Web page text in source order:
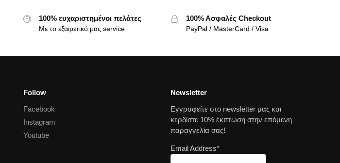
100% ευχαριστημένοι πελάτες
Με το εξαιρετικό μας service
100% Ασφαλές Checkout
PayPal / MasterCard / Visa
Follow
Facebook
Instagram
Youtube
Newsletter
Εγγραφείτε στο newsletter μας και
κερδίστε 10% έκπτωση στην επόμενη
παραγγελία σας!
Email Address*